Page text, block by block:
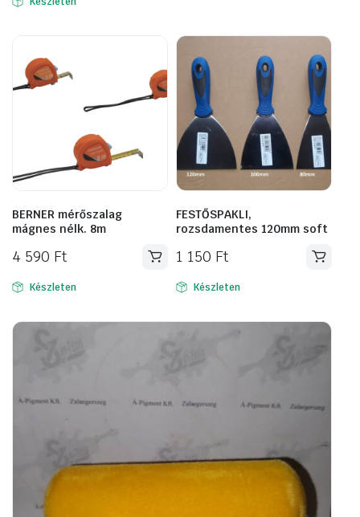
BERNER mérőszalag
mágnes nélk. 8m
4 590 Ft
Készleten
FESTŐSPAKLI,
rozsdamentes 120mm soft
1 150 Ft
Készleten